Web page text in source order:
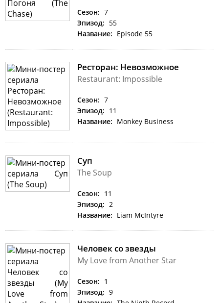
Сезон: 7
Эпизод: 55
Название: Episode 55
Ресторан: Невозможное
Restaurant: Impossible
Сезон: 7
Эпизод: 11
Название: Monkey Business
Суп
The Soup
Сезон: 11
Эпизод: 2
Название: Liam McIntyre
Человек со звезды
My Love from Another Star
Сезон: 1
Эпизод: 9